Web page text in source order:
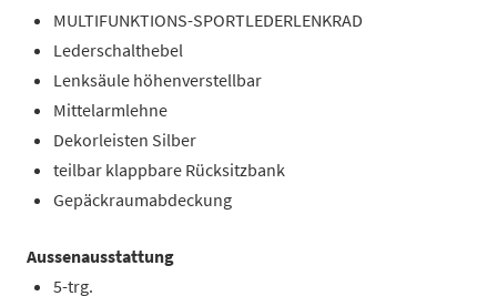
MULTIFUNKTIONS-SPORTLEDERLENKRAD
Lederschalthebel
Lenksäule höhenverstellbar
Mittelarmlehne
Dekorleisten Silber
teilbar klappbare Rücksitzbank
Gepäckraumabdeckung
Aussenausstattung
5-trg.